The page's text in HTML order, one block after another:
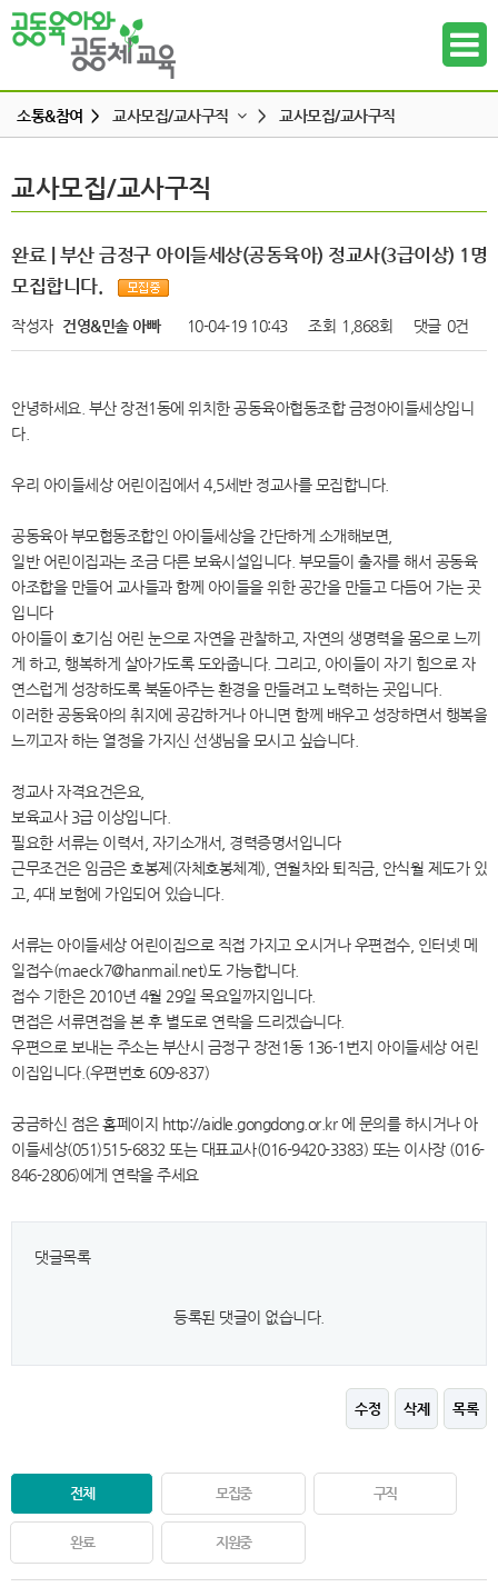
하위메뉴
하위메뉴
하위메뉴
소통&참여 > 교사모집/교사구직 >
공동육아 ing
터전 소식
나도 한마디
교사모집/교사구직
교사모집/교사구직
완료 | 부산 금정구 아이들세상(공동육아) 정교사(3급이상) 1명
모집합니다.
작성자 건영&민솔 아빠 10-04-19 10:43 조회 1,868회 댓글 0건
안녕하세요. 부산 장전1동에 위치한 공동육아협동조합 금정아이들세상입니
다.
우리 아이들세상 어린이집에서 4,5세반 정교사를 모집합니다.
공동육아 부모협동조합인 아이들세상을 간단하게 소개해보면,
일반 어린이집과는 조금 다른 보육시설입니다. 부모들이 출자를 해서 공동육
아조합을 만들어 교사들과 함께 아이들을 위한 공간을 만들고 다듬어 가는 곳
입니다
아이들이 호기심 어린 눈으로 자연을 관찰하고, 자연의 생명력을 몸으로 느끼
게 하고, 행복하게 살아가도록 도와줍니다. 그리고, 아이들이 자기 힘으로 자
연스럽게 성장하도록 북돋아주는 환경을 만들려고 노력하는 곳입니다.
이러한 공동육아의 취지에 공감하거나 아니면 함께 배우고 성장하면서 행복을
느끼고자 하는 열정을 가지신 선생님을 모시고 싶습니다.
정교사 자격요건은요,
보육교사 3급 이상입니다.
필요한 서류는 이력서, 자기소개서, 경력증명서입니다
근무조건은 임금은 호봉제(자체호봉체계), 연월차와 퇴직금, 안식월 제도가 있
고, 4대 보험에 가입되어 있습니다.
서류는 아이들세상 어린이집으로 직접 가지고 오시거나 우편접수, 인터넷 메
일접수(maeck7@hanmail.net)도 가능합니다.
접수 기한은 2010년 4월 29일 목요일까지입니다.
면접은 서류면접을 본 후 별도로 연락을 드리겠습니다.
우편으로 보내는 주소는 부산시 금정구 장전1동 136-1번지 아이들세상 어린
이집입니다.(우편번호 609-837)
궁금하신 점은 홈페이지 http://aidle.gongdong.or.kr 에 문의를 하시거나 아
이들세상(051)515-6832 또는 대표교사(016-9420-3383) 또는 이사장 (016-
846-2806)에게 연락을 주세요
댓글목록
등록된 댓글이 없습니다.
수정 삭제 목록
전체 모집중 구직
완료 지원중